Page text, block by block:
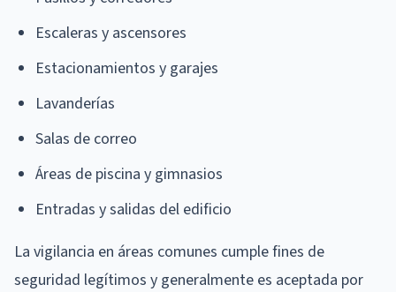
Escaleras y ascensores
Estacionamientos y garajes
Lavanderías
Salas de correo
Áreas de piscina y gimnasios
Entradas y salidas del edificio
La vigilancia en áreas comunes cumple fines de
seguridad legítimos y generalmente es aceptada por